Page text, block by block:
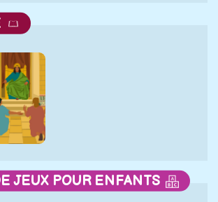
JEUX POUR ENFANTS